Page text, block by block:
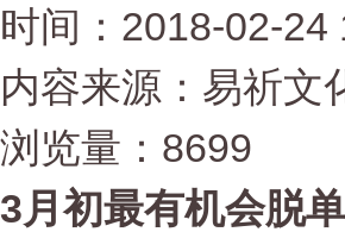
时间：2018-02-24
内容来源：易祈文
浏览量：8699
3月初最有机会脱